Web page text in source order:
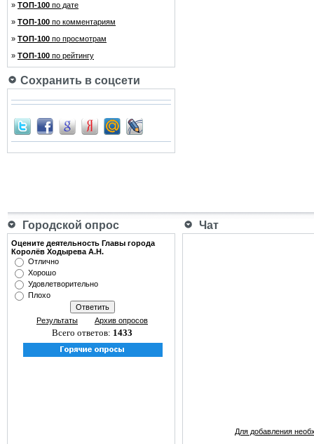
» ТОП-100 по дате
» ТОП-100 по комментариям
» ТОП-100 по просмотрам
» ТОП-100 по рейтингу
Сохранить в соцсети
Городской опрос Чат
Оцените деятельность Главы города
Королёв Ходырева А.Н.
Отлично
Хорошо
Удовлетворительно
Плохо
Результаты Архив опросов
Всего ответов: 1433
Для добавления